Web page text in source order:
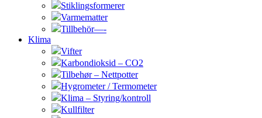
Stiklingsformerer
Varmematter
Tillbehör—-
Klima
Vifter
Karbondioksid – CO2
Tilbehør – Nettpotter
Hygrometer / Termometer
Klima – Styring/kontroll
Kullfilter